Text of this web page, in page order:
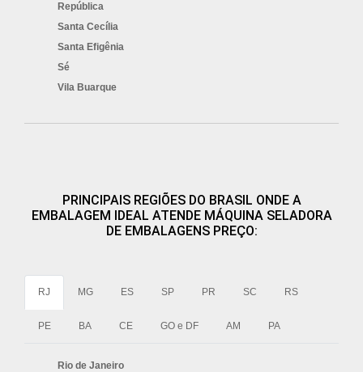
República
Santa Cecília
Santa Efigênia
Sé
Vila Buarque
PRINCIPAIS REGIÕES DO BRASIL ONDE A
EMBALAGEM IDEAL ATENDE MÁQUINA SELADORA
DE EMBALAGENS PREÇO:
RJ MG ES SP PR SC RS
PE BA CE GO e DF AM PA
Rio de Janeiro